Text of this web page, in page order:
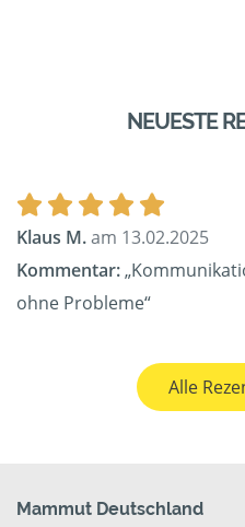
NEUESTE
Klaus M.am 13.02.2025
Kommentar:
ohne Probleme“
Alle
Mammut Deutschland